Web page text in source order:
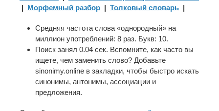
| Морфемный разбор | Толковый словарь |
Средняя частота слова «однородный» на
миллион употреблений: 8 раз. Букв: 10.
Поиск занял 0.04 сек. Вспомните, как часто вы
ищете, чем заменить слово? Добавьте
sinonimy.online в закладки, чтобы быстро искать
синонимы, антонимы, ассоциации и
предложения.